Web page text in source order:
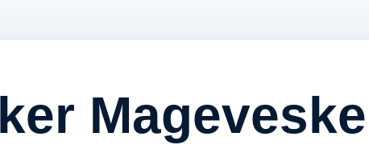
Mageveske